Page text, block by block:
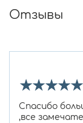
Отзывы
★★★★★
Спасибо
,все